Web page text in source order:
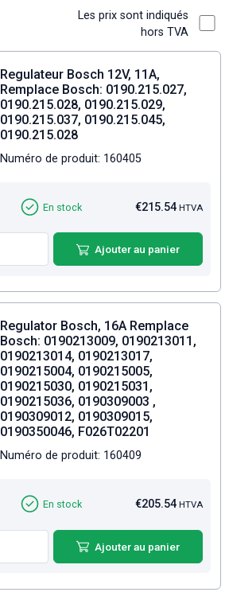
Les prix sont indiqués
hors TVA
Regulateur Bosch 12V, 11A,
Remplace Bosch: 0190.215.027,
0190.215.028, 0190.215.029,
0190.215.037, 0190.215.045,
0190.215.028
Numéro de produit: 160405
€215.54 HTVA
En stock
Ajouter au panier
Regulator Bosch, 16A Remplace
Bosch: 0190213009, 0190213011,
0190213014, 0190213017,
0190215004, 0190215005,
0190215030, 0190215031,
0190215036, 0190309003 ,
0190309012, 0190309015,
0190350046, F026T02201
Numéro de produit: 160409
€205.54 HTVA
En stock
Ajouter au panier